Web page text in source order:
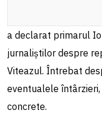
a declarat primarul
jurnaliștilor despre
Viteazul. Întrebat
eventualele
concrete.